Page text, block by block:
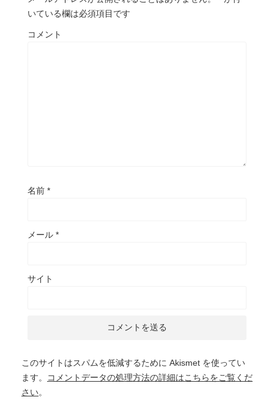
いている欄は必須項目です
コメント
名前 *
メール *
サイト
このサイトはスパムを低減するために Akismet を使ってい
ます。
コメントデータの処理方法の詳細はこちらをご覧くだ
さい。